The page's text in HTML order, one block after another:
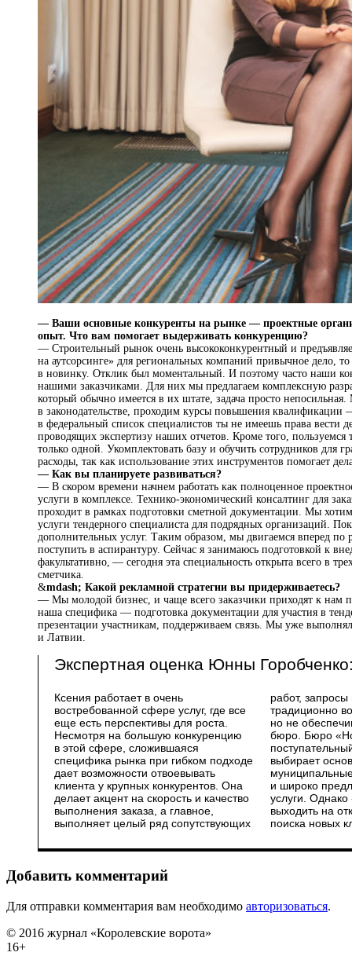
— Ваши основные конкуренты на рынке — проектные
опыт. Что вам помогает выдерживать конкуренцию?
— Строительный рынок очень высококонкурентный и
на аутсорсинге» для региональных компаний привычное дело,
в новинку. Отклик был моментальный. И поэтому часто наши
нашими заказчиками. Для них мы предлагаем комплексную
который обычно имеется в их штате, задача просто
в законодательстве, проходим курсы повышения квалификации
в федеральный список специалистов ты не имеешь права вести
проводящих экспертизу наших отчетов. Кроме того,
только одной. Укомплектовать базу и обучить сотрудников для
расходы, так как использование этих инструментов помогает
— Как вы планируете развиваться?
— В скором времени начнем работать как полноценное
услуги в комплексе. Технико-экономический консалтинг для
проходит в рамках подготовки сметной документации. Мы
услуги тендерного специалиста для подрядных организаций.
дополнительных услуг. Таким образом, мы двигаемся вперед
поступить в аспирантуру. Сейчас я занимаюсь подготовкой к
факультативно, — сегодня эта специальность открыта всего в
сметчика.
&mdash; Какой рекламной стратегии вы придерживаетесь?
— Мы молодой бизнес, и чаще всего заказчики приходят к нам
наша специфика — подготовка документации для участия в
презентации участникам, поддерживаем связь. Мы уже
и Латвии.
Экспертная оценка Юнны
Ксения работает в очень
востребованной сфере услуг, где все
еще есть перспективы для роста.
Несмотря на большую конкуренцию
в этой сфере, сложившаяся
специфика рынка при гибком подходе
дает возможности отвоевывать
клиента у крупных конкурентов. Она
делает акцент на скорость и качество
выполнения заказа, а главное,
выполняет целый ряд сопутствующих
работ, запросы на которые
традиционно возникают,
но не обеспечиваются крупными
бюро. Бюро «Норматив» наблюдает
поступательный рост и удачно
выбирает основного клиента —
муниципальные организации —
и широко предлагают дополнительные
услуги. Однако «Норматив» планирует
выходить на открытый рынок, и для
поиска новых клиентов рекомендаций
будет недостаточно. Необходима
качественная и продающая услуги
онлайн-площадка для общения
с клиентами. Я бы порекомендовала
возможность телефонных
консультаций в виде «звонка
от специалиста». Эта возможность
приблизит потенциального клиента
Добавить комментарий
Для отправки комментария вам необходимо авторизоваться.
© 2016 журнал «Королевские ворота»
16+